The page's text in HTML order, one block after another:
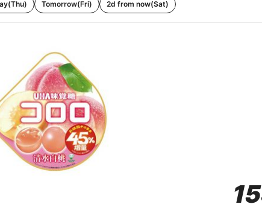
Tomorrow(Fri) 2d from now(Sat)